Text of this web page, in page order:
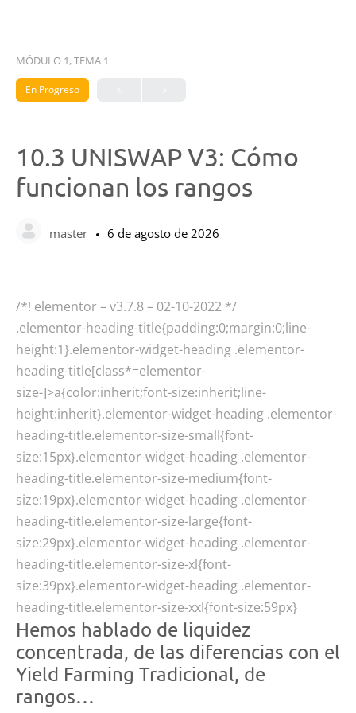
MÓDULO 1, TEMA 1
En Progreso
10.3 UNISWAP V3: Cómo
funcionan los rangos
master 6 de agosto de 2026
/*! elementor – v3.7.8 – 02-10-2022 */
.elementor-heading-title{padding:0;margin:0;line-
height:1}.elementor-widget-heading .elementor-
heading-title[class*=elementor-
size-]>a{color:inherit;font-size:inherit;line-
height:inherit}.elementor-widget-heading .elementor-
heading-title.elementor-size-small{font-
size:15px}.elementor-widget-heading .elementor-
heading-title.elementor-size-medium{font-
size:19px}.elementor-widget-heading .elementor-
heading-title.elementor-size-large{font-
size:29px}.elementor-widget-heading .elementor-
heading-title.elementor-size-xl{font-
size:39px}.elementor-widget-heading .elementor-
heading-title.elementor-size-xxl{font-size:59px}
Hemos hablado de liquidez
concentrada, de las diferencias con el
Yield Farming Tradicional, de
rangos…